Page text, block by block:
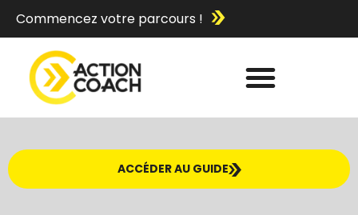
Commencez votre parcours !
ACCÉDER AU GUIDE